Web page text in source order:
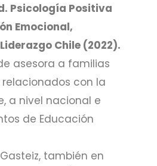
Psicología Positiva
Emocional,
Chile (2022).
asesora a familias
con la
a nivel nacional e
de Educación
también en